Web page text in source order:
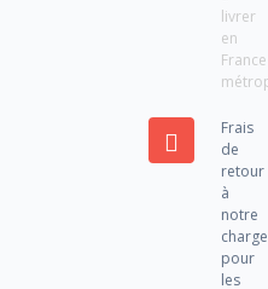
livrer
en
France
Frais
de
retour
à
notre
charge
pour
les